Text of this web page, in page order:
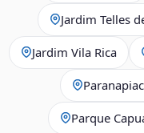
Jardim Telles
Jardim Vila Rica
Parque